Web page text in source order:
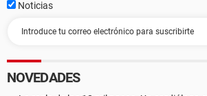
Noticias
NOVEDADES